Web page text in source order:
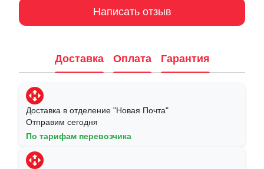
Написать отзыв
Доставка Оплата Гарантия
Доставка в отделение "Новая Почта"
Отправим сегодня
По тарифам перевозчика